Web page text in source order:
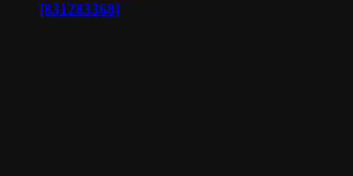
[831283368]